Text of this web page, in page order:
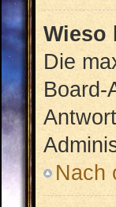
Wieso
Die
Board-
Nach